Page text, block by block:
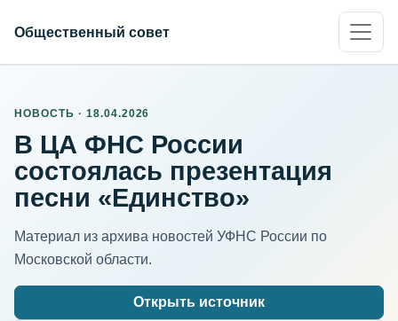
Общественный совет
НОВОСТЬ · 18.04.2026
В ЦА ФНС России
состоялась презентация
песни «Единство»
Материал из архива новостей УФНС России по
Московской области.
Открыть источник